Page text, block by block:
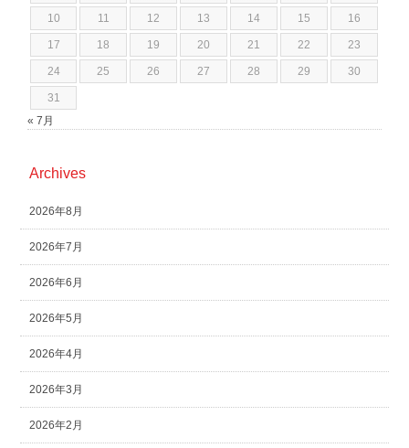
10 11 12 13 14 15 16
17 18 19 20 21 22 23
24 25 26 27 28 29 30
31
« 7月
Archives
2026年8月
2026年7月
2026年6月
2026年5月
2026年4月
2026年3月
2026年2月